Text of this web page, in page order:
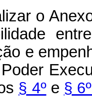
o
e
§ 4ºe §